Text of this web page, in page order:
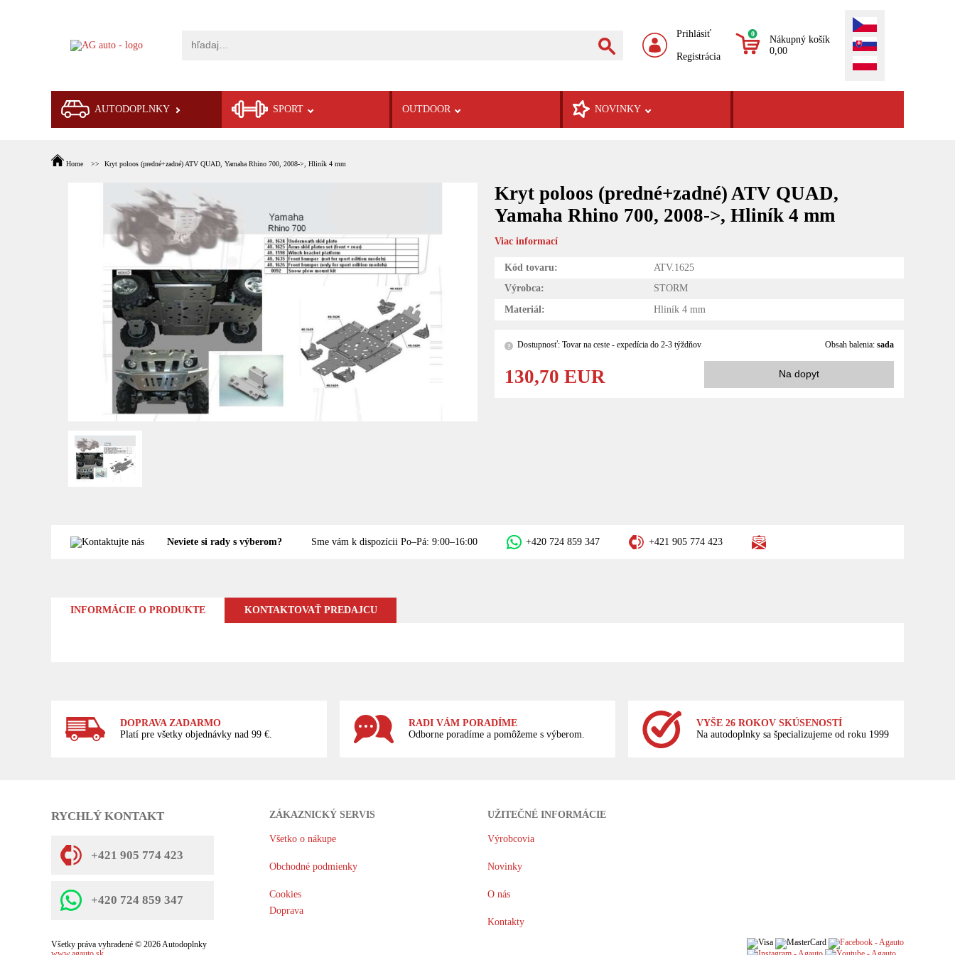
Prihlásiť
Registrácia
0
Nákupný košík
0,00
AUTODOPLNKY SPORT OUTDOOR NOVINKY
Home Kryt poloos (predné+zadné) ATV QUAD, Yamaha Rhino 700, 2008->, Hliník 4 mm
Kryt poloos (predné+zadné) ATV QUAD,
Yamaha Rhino 700, 2008->, Hliník 4 mm
Viac informací
Kód tovaru:
ATV.1625
Výrobca:
STORM
Materiál:
Hliník 4 mm
? Dostupnosť: Tovar na ceste - expedícia do 2-3 týždňov Obsah balenia:sada
130,70 EUR Na dopyt
Neviete si rady s výberom? Sme vám k dispozícii Po–Pá: 9:00–16:00 +420 724 859 347 +421 905 774 423
INFORMÁCIE O PRODUKTE KONTAKTOVAŤ PREDAJCU
DOPRAVA ZADARMO
Platí pre všetky objednávky nad 99 €.
RADI VÁM PORADÍME
Odborne poradíme a pomôžeme s výberom.
VYŠE 26 ROKOV SKÚSENOSTÍ
Na autodoplnky sa špecializujeme od roku 1999
RYCHLÝ KONTAKT
+421 905 774 423
+420 724 859 347
ZÁKAZNICKÝ SERVIS
Všetko o nákupe
Obchodné podmienky
Cookies
Doprava
UŽITEČNÉ INFORMÁCIE
Výrobcovia
Novinky
O nás
Kontakty
Všetky práva vyhradené © 2026 Autodoplnky